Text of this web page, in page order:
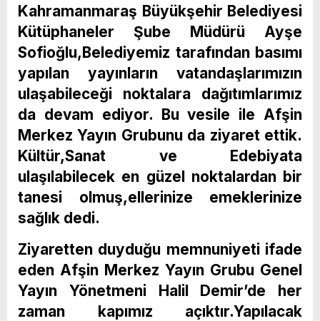
Kahramanmaraş Büyükşehir Belediyesi
Kütüphaneler Şube Müdürü Ayşe
Sofioğlu,Belediyemiz tarafından basımı
yapılan yayınların vatandaşlarımızın
ulaşabileceği noktalara dağıtımlarımız
da devam ediyor. Bu vesile ile Afşin
Merkez Yayın Grubunu da ziyaret ettik.
Kültür,Sanat ve Edebiyata
ulaşılabilecek en güzel noktalardan bir
tanesi olmuş,ellerinize emeklerinize
sağlık dedi.
Ziyaretten duyduğu memnuniyeti ifade
eden Afşin Merkez Yayın Grubu Genel
Yayın Yönetmeni Halil Demir’de her
zaman kapımız açıktır.Yapılacak